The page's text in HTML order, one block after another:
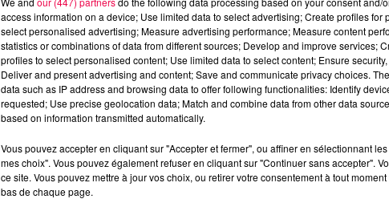
access information on a device; Use limited data to select advertising; Create profiles
select personalised advertising; Measure advertising performance; Measure content
statistics or combinations of data from different sources; Develop and improve services;
profiles to select personalised content; Use limited data to select content; Ensure
Deliver and present advertising and content; Save and communicate privacy choices.
data such as IP address and browsing data to offer following functionalities: Identify
requested; Use precise geolocation data; Match and combine data from other data
based on information transmitted automatically.
Vous pouvez accepter en cliquant sur "Accepter et fermer", ou affiner en sélectionnant
mes choix". Vous pouvez également refuser en cliquant sur "Continuer sans accepter".
ce site. Vous pouvez mettre à jour vos choix, ou retirer votre consentement à tout
bas de chaque page.